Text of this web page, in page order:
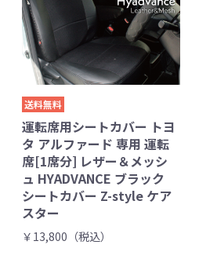
送料無料
運転席用シートカバー トヨ
タ アルファード 専用 運転
席[1席分] レザー＆メッシ
ュ HYADVANCE ブラック
シートカバー Z-style ケア
スター
￥13,800（税込）